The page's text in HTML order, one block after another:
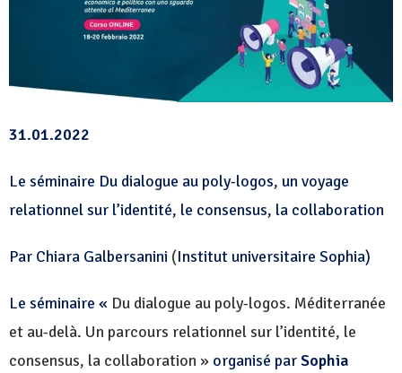
31.01.2022
Le séminaire Du dialogue au poly-logos, un voyage
relationnel sur l’identité, le consensus, la collaboration
Par Chiara Galbersanini (Institut universitaire Sophia)
Le séminaire « Du dialogue au poly-logos. Méditerranée
et au-delà. Un parcours relationnel sur l’identité, le
consensus, la collaboration » organisé parSophia